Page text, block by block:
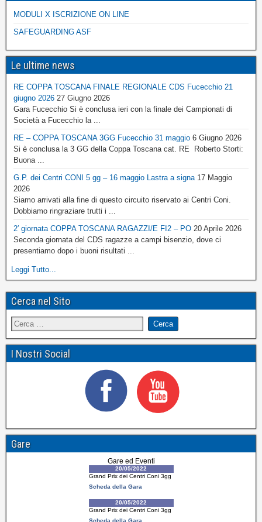
MODULI X ISCRIZIONE ON LINE
SAFEGUARDING ASF
Le ultime news
RE COPPA TOSCANA FINALE REGIONALE CDS Fucecchio 21
giugno 2026 27 Giugno 2026
Gara Fucecchio Si è conclusa ieri con la finale dei Campionati di
Società a Fucecchio la ...
RE – COPPA TOSCANA 3GG Fucecchio 31 maggio 6 Giugno 2026
Si è conclusa la 3 GG della Coppa Toscana cat. RE Roberto Storti:
Buona ...
G.P. dei Centri CONI 5 gg – 16 maggio Lastra a signa17 Maggio
2026
Siamo arrivati alla fine di questo circuito riservato ai Centri Coni.
Dobbiamo ringraziare trutti i ...
2′ giornata COPPA TOSCANA RAGAZZI/E FI2 – PO 20 Aprile 2026
Seconda giornata del CDS ragazze a campi bisenzio, dove ci
presentiamo dopo i buoni risultati ...
Leggi Tutto...
Cerca nel Sito
I Nostri Social
Gare